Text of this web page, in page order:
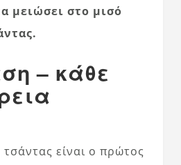
μειώσει στο μισό
– κάθε
είναι ο πρώτος